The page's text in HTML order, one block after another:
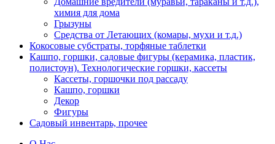
химия для дома
Грызуны
Средства от Летающих (комары, мухи и т.д.)
Кокосовые субстраты, торфяные таблетки
Кашпо, горшки, садовые фигуры (керамика, пластик,
полистоун). Технологические горшки, кассеты
Кассеты, горшочки под рассаду
Кашпо, горшки
Декор
Фигуры
Садовый инвентарь, прочее